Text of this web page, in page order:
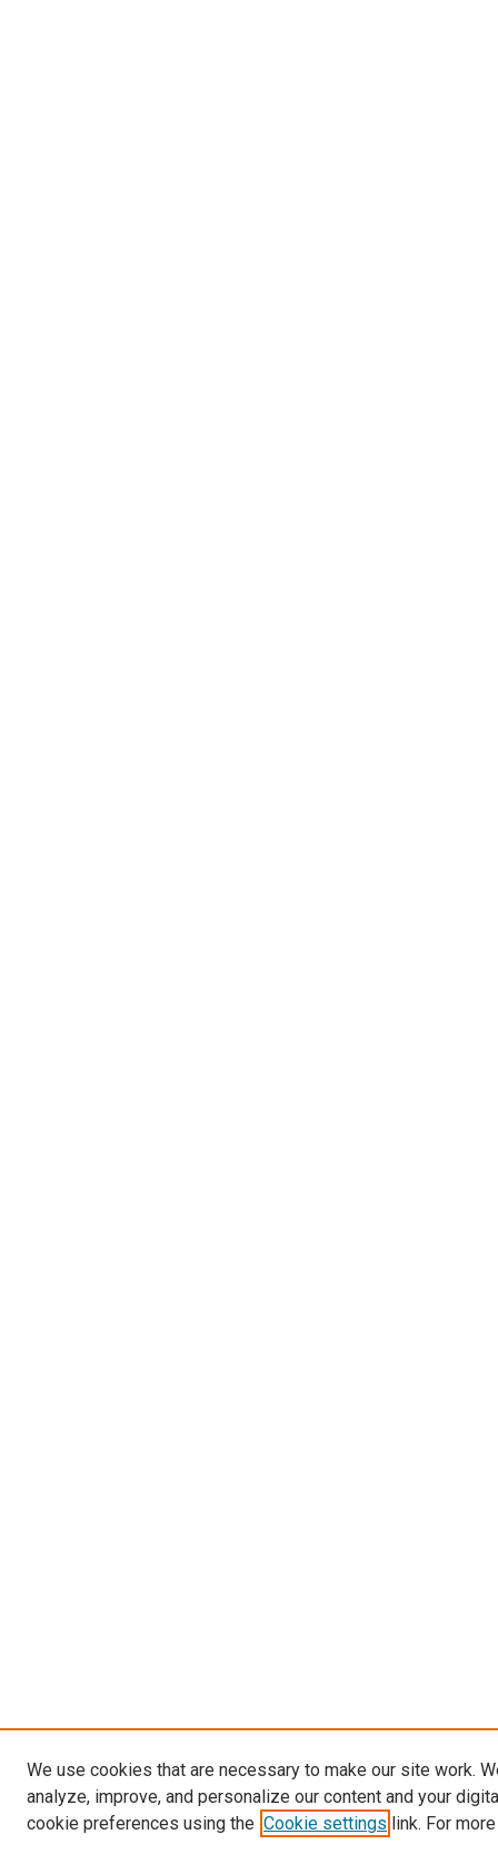
We use cookies that are necessary to make our site work.
analyze, improve, and personalize our content and your
cookie preferences using the Cookie settings link. For